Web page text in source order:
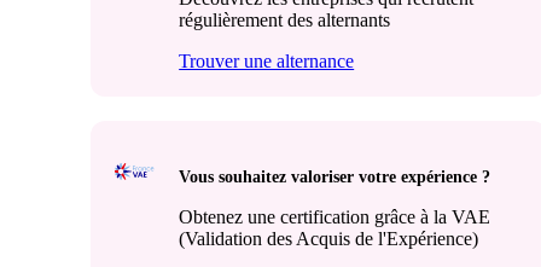
régulièrement des alternants
Trouver une alternance
Vous souhaitez valoriser votre expérience ?
Obtenez une certification grâce à la VAE
(Validation des Acquis de l'Expérience)